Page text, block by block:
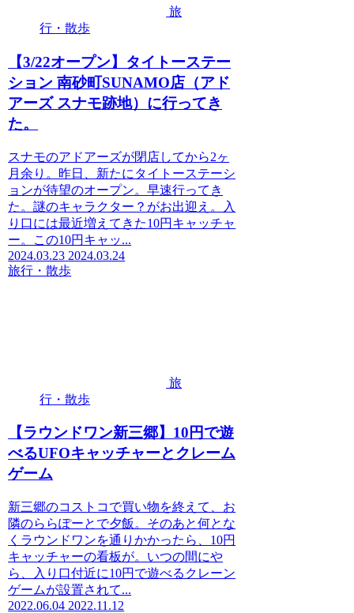
旅
行・散歩
【3/22オープン】タイトーステー
ション 南砂町SUNAMO店（アド
アーズ スナモ跡地）に行ってき
た。
スナモのアドアーズが閉店してから2ヶ
月余り。昨日、新たにタイトーステーシ
ョンが待望のオープン。早速行ってき
た。謎のキャラクター？がお出迎え。入
り口には最近増えてきた10円キャッチャ
ー。この10円キャッ...
2024.03.23 2024.03.24
旅行・散歩
旅
行・散歩
【ラウンドワン新三郷】10円で遊
べるUFOキャッチャーとクレーム
ゲーム
新三郷のコストコで買い物を終えて、お
隣のららぽーとで夕飯。そのあと何とな
くラウンドワンを通りかかったら、10円
キャッチャーの看板が。いつの間にや
ら、入り口付近に10円で遊べるクレーン
ゲームが設置されて...
2022.06.04 2022.11.12